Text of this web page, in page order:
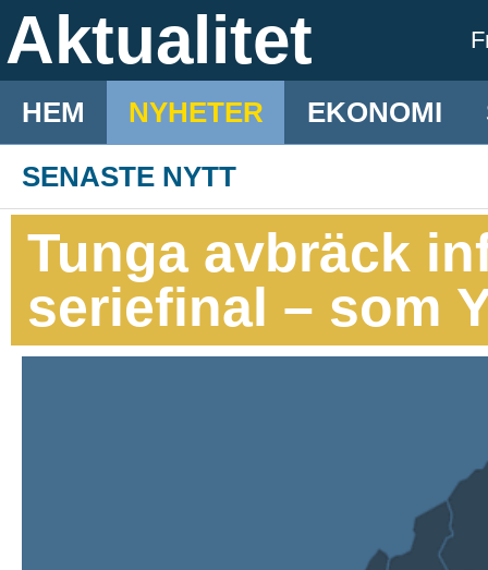
Aktualitet
HEM NYHETER EKONOMI
SENASTE NYTT
Tunga avbräck
seriefinal – som